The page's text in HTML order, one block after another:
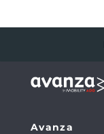
Avanza